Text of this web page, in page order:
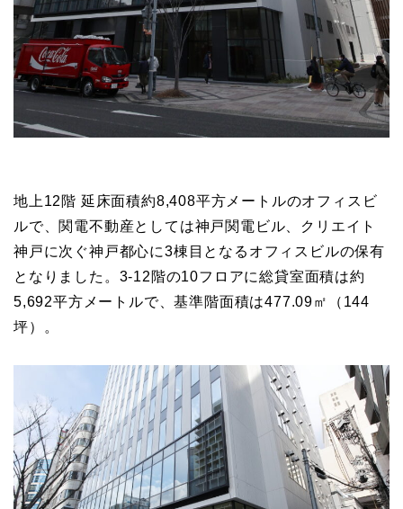
地上12階 延床面積約8,408平方メートルのオフィスビ
ルで、関電不動産としては神戸関電ビル、クリエイト
神戸に次ぐ神戸都心に3棟目となるオフィスビルの保有
となりました。3-12階の10フロアに総貸室面積は約
5,692平方メートルで、基準階面積は477.09㎡（144
坪）。